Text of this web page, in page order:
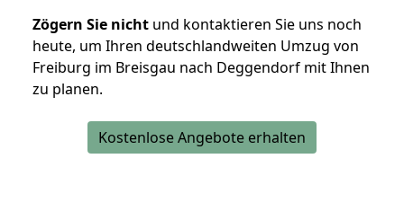
Zögern Sie nicht und kontaktieren Sie uns noch
heute, um Ihren deutschlandweiten Umzug von
Freiburg im Breisgau nach Deggendorf mit Ihnen
zu planen.
Kostenlose Angebote erhalten